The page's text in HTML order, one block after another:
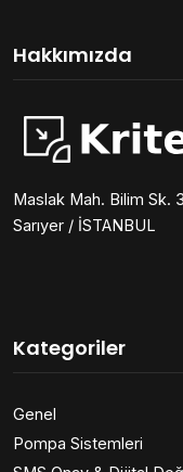
Hakkımızda
Maslak Mah. Bilim Sk.
Sarıyer / İSTANBUL
Kategoriler
Genel
Pompa Sistemleri